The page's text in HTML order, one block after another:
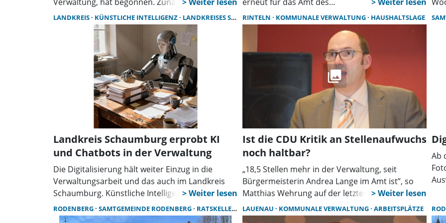
Räumlichkeiten von bisherigen Einrichtungen
und Ausstattungen freigeräumt. Mit dem Umbau
beginnen die baulichen Maßnahmen, zur
Einrichtung eines Bürgerbüros und weiterer
Arbeitsplätze, auf 227 Quadratmetern
Nutzfläche.
Samtgemeindebürgermeisters der
Samtgemeinde Rodenberg zu kandidieren. Diese
Entscheidung ist mir nicht leichtgefallen, denn
als Bürgermeister zu arbeiten war für mich
immer mehr als ein bloßes Amt – es war und ist
für mich mehr Berufung als bloßer Beruf.“
der
LANDKREIS KÜNSTLICHE INTELLIGENZ LANDKREISES SCHAUMBURG
Landkreis Schaumburg erprobt KI
und Chatbots in der Verwaltung
Die Digitalisierung hält weiter Einzug in die
Verwaltungsarbeit und das auch im Landkreis
Schaumburg. Künstliche Intelligenz ist dort
längst kein Zukunftsthema mehr, sondern Teil
des Arbeitsalltags. „Wir setzen bereits an
RINTELN KOMMUNALE VERWALTUNG HAUSHALTSLAGE
Ist die CDU Kritik an Stellenaufwuchs
noch haltbar?
„18,5 Stellen mehr in der Verwaltung, seit
Bürgermeisterin Andrea Lange im Amt ist”, so
Matthias Wehrung auf der letzten Ratssitzung;
hier sehe man Einsparpotenzial. Das
Schaumburger Wochenblatt fragte nach beim
Ab
RODENBERG SAMTGEMEINDE RODENBERG RATSKELLER RODENBERG LAUENAU KOMMUNALE VERWALTUNG ARBEITSPLÄTZE